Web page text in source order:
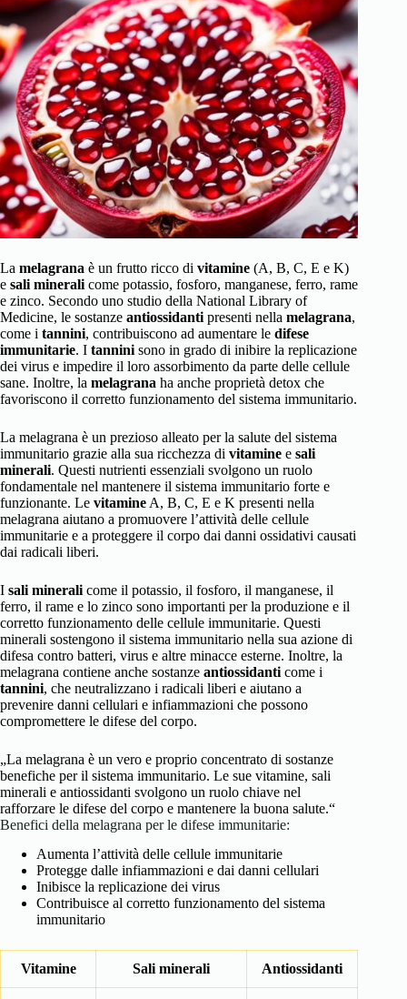
La melagrana è un frutto ricco di vitamine (A, B, C, E e K)
e sali minerali come potassio, fosforo, manganese, ferro, rame
e zinco. Secondo uno studio della National Library of
Medicine, le sostanze antiossidanti presenti nella melagrana,
come i tannini, contribuiscono ad aumentare le difese
immunitarie. I tannini sono in grado di inibire la replicazione
dei virus e impedire il loro assorbimento da parte delle cellule
sane. Inoltre, la melagrana ha anche proprietà detox che
favoriscono il corretto funzionamento del sistema immunitario.
La melagrana è un prezioso alleato per la salute del sistema
immunitario grazie alla sua ricchezza di vitamine e sali
minerali. Questi nutrienti essenziali svolgono un ruolo
fondamentale nel mantenere il sistema immunitario forte e
funzionante. Le vitamine A, B, C, E e K presenti nella
melagrana aiutano a promuovere l’attività delle cellule
immunitarie e a proteggere il corpo dai danni ossidativi causati
dai radicali liberi.
I sali minerali come il potassio, il fosforo, il manganese, il
ferro, il rame e lo zinco sono importanti per la produzione e il
corretto funzionamento delle cellule immunitarie. Questi
minerali sostengono il sistema immunitario nella sua azione di
difesa contro batteri, virus e altre minacce esterne. Inoltre, la
melagrana contiene anche sostanze antiossidanti come i
tannini, che neutralizzano i radicali liberi e aiutano a
prevenire danni cellulari e infiammazioni che possono
compromettere le difese del corpo.
„La melagrana è un vero e proprio concentrato di sostanze
benefiche per il sistema immunitario. Le sue vitamine, sali
minerali e antiossidanti svolgono un ruolo chiave nel
rafforzare le difese del corpo e mantenere la buona salute.“
Benefici della melagrana per le difese immunitarie:
Aumenta l’attività delle cellule immunitarie
Protegge dalle infiammazioni e dai danni cellulari
Inibisce la replicazione dei virus
Contribuisce al corretto funzionamento del sistema
immunitario
Vitamine Sali minerali Antiossidanti